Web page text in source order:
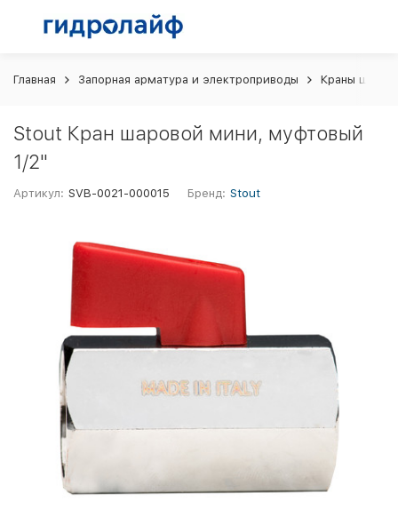
Главная Запорная арматура и электроприводы Краны
Stout Кран шаровой мини, муфтовый
1/2"
Артикул: SVB-0021-000015 Бренд: Stout